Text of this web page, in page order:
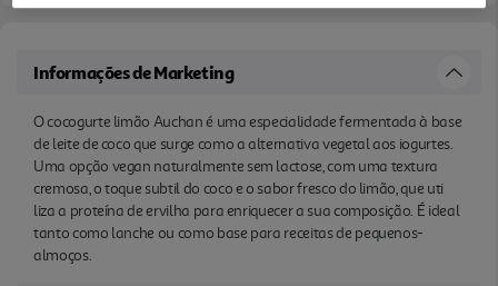
Informações de Marketing
O cocogurte limão Auchan é uma especialidade fermentada à base
de leite de coco que surge como a alternativa vegetal aos iogurtes.
Uma opção vegan naturalmente sem lactose, com uma textura
cremosa, o toque subtil do coco e o sabor fresco do limão, que uti
liza a proteína de ervilha para enriquecer a sua composição. É ideal
tanto como lanche ou como base para receitas de pequenos-
almoços.